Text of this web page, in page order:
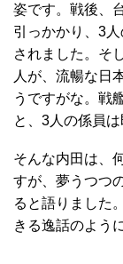
姿です。戦後、
引っかかり、3
されました。そ
人が、流暢な日
うですがな。戦
と、3人の係員
そんな内田は、
すが、夢うつつ
ると語りました
きる逸話のよう